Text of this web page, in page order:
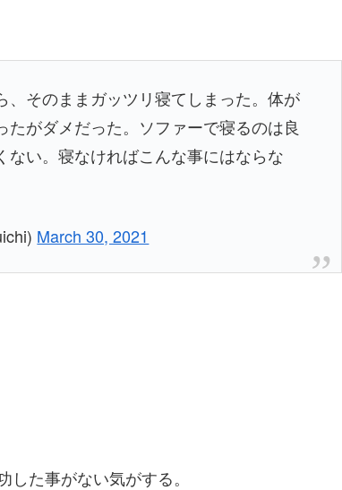
そのままガッツリ寝てしまった。体が
がダメだった。ソファーで寝るのは良
ない。寝なければこんな事にはならな
March 30, 2021
た事がない気がする。